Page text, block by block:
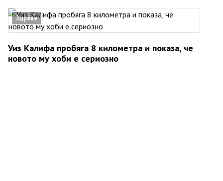
Здраве
Уиз Калифа пробяга 8 километра и показа, че
новото му хоби е сериозно